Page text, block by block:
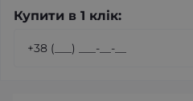
Купити в 1 клік: